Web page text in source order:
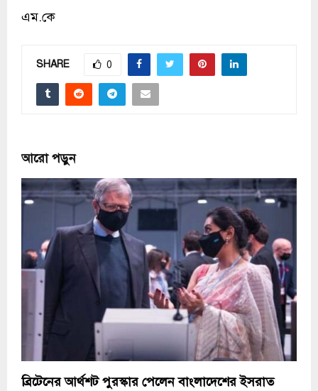
এম.কে
SHARE 0
আরো পড়ুন
ব্রিটেনের আর্থশট পুরস্কার পেলেন বাংলাদেশের ইসরাত